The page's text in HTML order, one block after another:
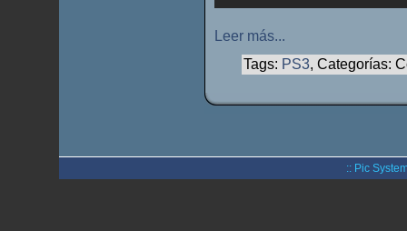
Leer más...
Tags: PS3, Categorías:
:: Pic